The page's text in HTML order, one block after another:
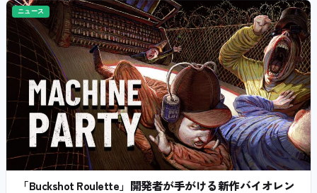
ニュース
「Buckshot Roulette」開発者が手がける新作バイオレン